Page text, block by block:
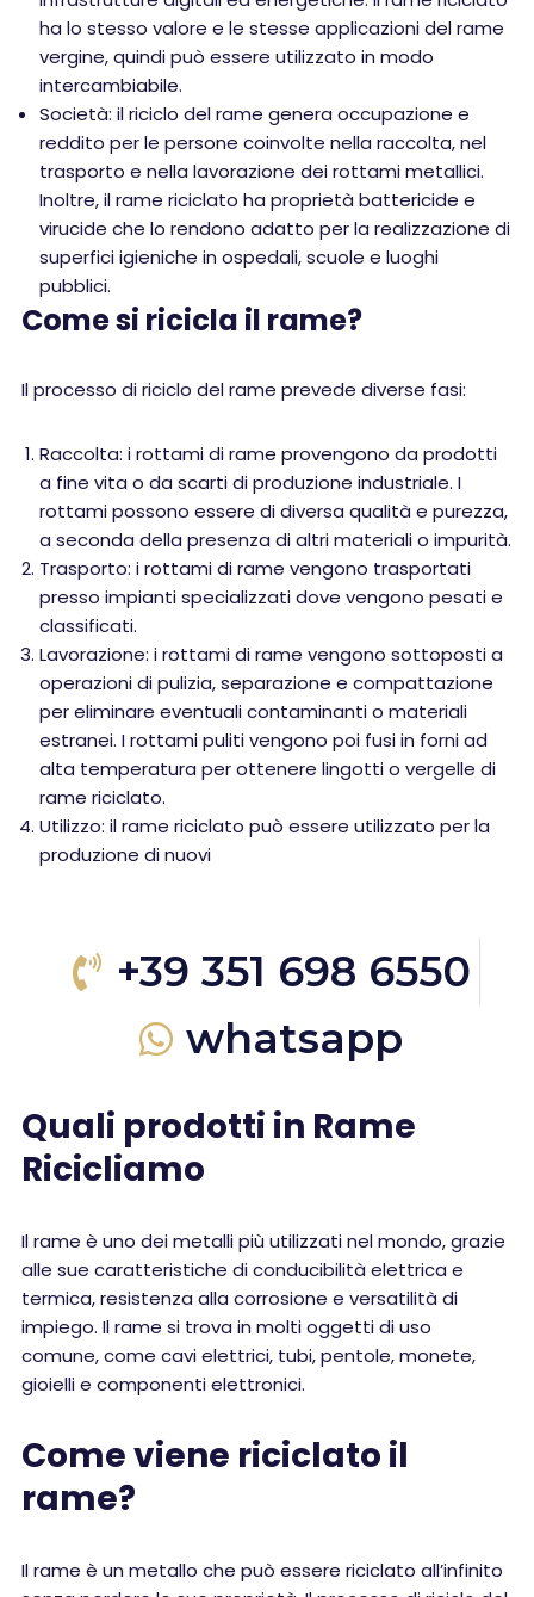
ha lo stesso valore e le stesse applicazioni del rame
vergine, quindi può essere utilizzato in modo
intercambiabile.
Società: il riciclo del rame genera occupazione e
reddito per le persone coinvolte nella raccolta, nel
trasporto e nella lavorazione dei rottami metallici.
Inoltre, il rame riciclato ha proprietà battericide e
virucide che lo rendono adatto per la realizzazione di
superfici igieniche in ospedali, scuole e luoghi
pubblici.
Come si ricicla il rame?
Il processo di riciclo del rame prevede diverse fasi:
Raccolta: i rottami di rame provengono da prodotti
a fine vita o da scarti di produzione industriale. I
rottami possono essere di diversa qualità e purezza,
a seconda della presenza di altri materiali o impurità.
Trasporto: i rottami di rame vengono trasportati
presso impianti specializzati dove vengono pesati e
classificati.
Lavorazione: i rottami di rame vengono sottoposti a
operazioni di pulizia, separazione e compattazione
per eliminare eventuali contaminanti o materiali
estranei. I rottami puliti vengono poi fusi in forni ad
alta temperatura per ottenere lingotti o vergelle di
rame riciclato.
Utilizzo: il rame riciclato può essere utilizzato per la
produzione di nuovi
+39 351 698 6550
whatsapp
Quali prodotti in Rame
Ricicliamo
Il rame è uno dei metalli più utilizzati nel mondo, grazie
alle sue caratteristiche di conducibilità elettrica e
termica, resistenza alla corrosione e versatilità di
impiego. Il rame si trova in molti oggetti di uso
comune, come cavi elettrici, tubi, pentole, monete,
gioielli e componenti elettronici.
Come viene riciclato il
rame?
Il rame è un metallo che può essere riciclato all’infinito